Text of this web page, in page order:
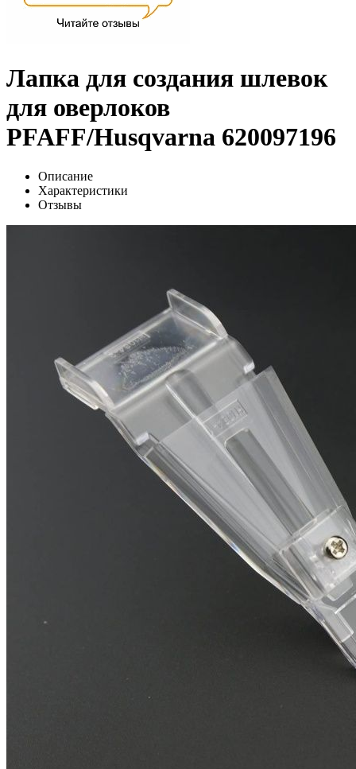
Лапка для создания шлевок
для оверлоков
PFAFF/Husqvarna 620097196
Описание
Характеристики
Отзывы